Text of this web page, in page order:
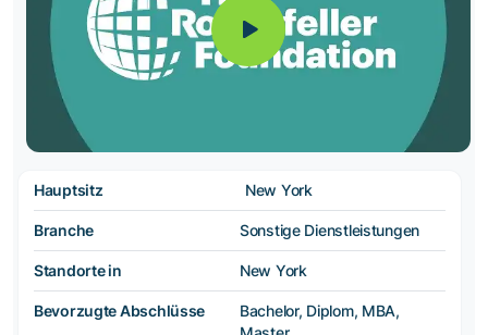
Hauptsitz New York
Branche Sonstige Dienstleistungen
Standorte in New York
Bevorzugte Abschlüsse
Bachelor, Diplom, MBA,